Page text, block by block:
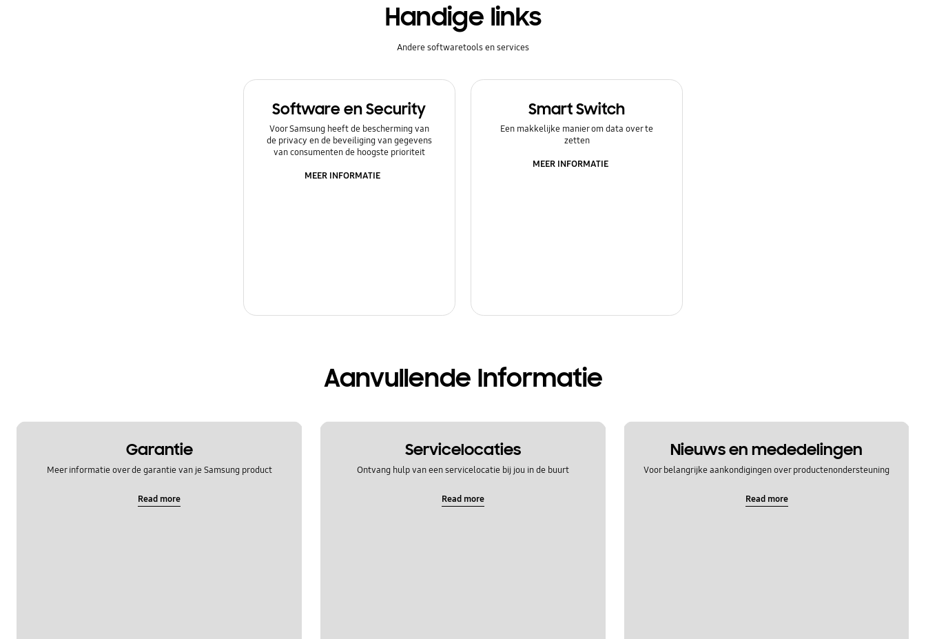
Handige links
Andere softwaretools en services
Software en Security
Voor Samsung heeft de bescherming van
de privacy en de beveiliging van gegevens
van consumenten de hoogste prioriteit
MEER INFORMATIE
Smart Switch
Een makkelijke manier om data over te
zetten
MEER INFORMATIE
Aanvullende Informatie
Garantie
Meer informatie over de garantie van je Samsung product
Read more
Servicelocaties
Ontvang hulp van een servicelocatie bij jou in de buurt
Read more
Nieuws en mededelingen
Voor belangrijke aankondigingen over productenondersteuning
Read more